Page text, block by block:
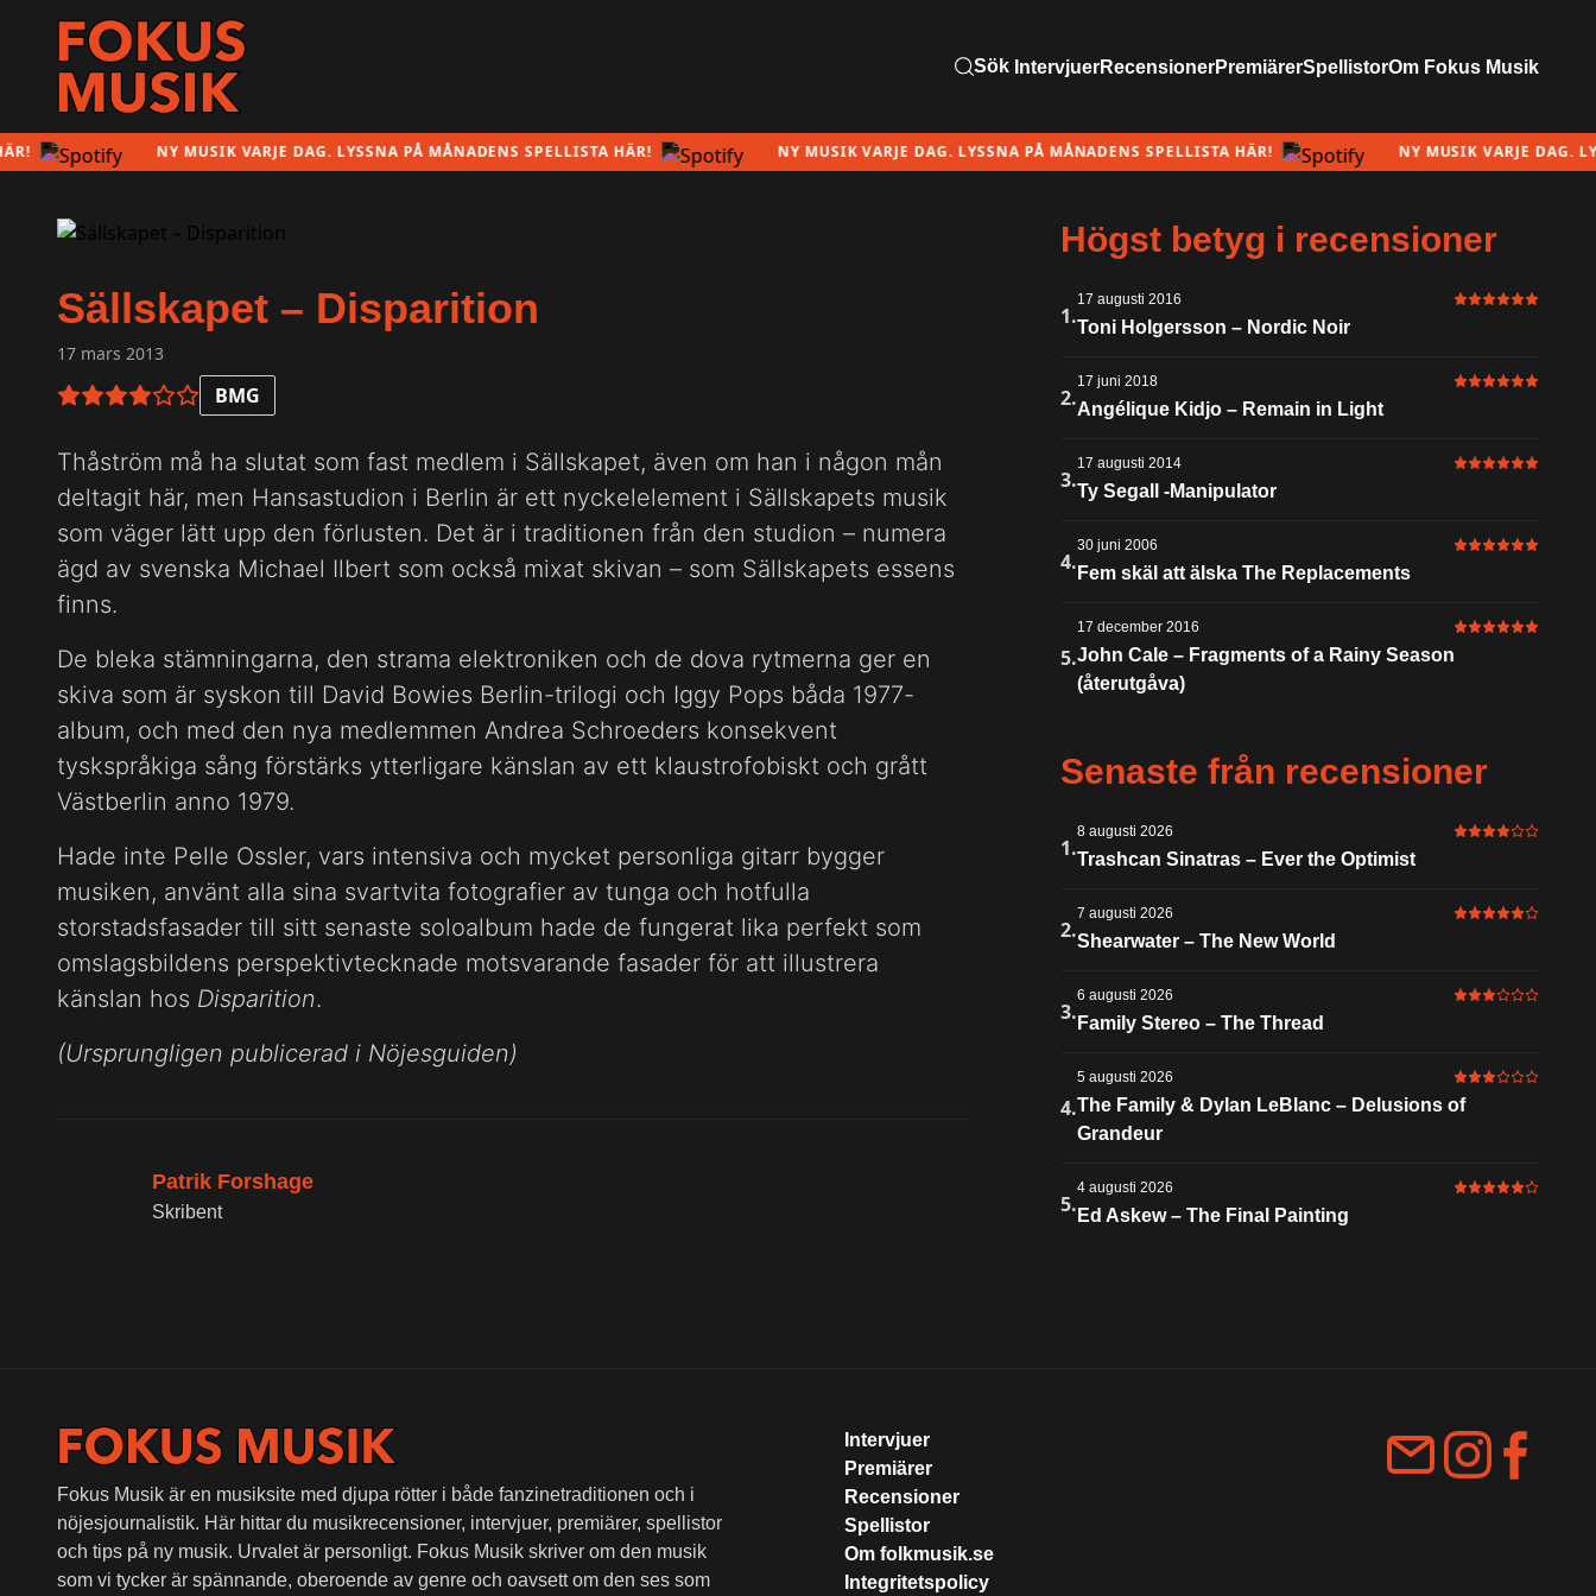
Sök IntervjuerRecensionerPremiärerSpellistorOm Fokus Musik
NY MUSIK VARJE DAG. LYSSNA PÅ MÅNADENS SPELLISTA HÄR! NY MUSIK VARJE DAG. LYSSNA PÅ MÅNADENS SPELLISTA HÄR! NY MUSIK VARJE DAG.
Sällskapet – Disparition
17 mars 2013
4 av 6 i betyg BMG
Thåström må ha slutat som fast medlem i Sällskapet, även om han i någon mån
deltagit här, men Hansastudion i Berlin är ett nyckelelement i Sällskapets musik
som väger lätt upp den förlusten. Det är i traditionen från den studion – numera
ägd av svenska Michael Ilbert som också mixat skivan – som Sällskapets essens
finns.
De bleka stämningarna, den strama elektroniken och de dova rytmerna ger en
skiva som är syskon till David Bowies Berlin-trilogi och Iggy Pops båda 1977-
album, och med den nya medlemmen Andrea Schroeders konsekvent
tyskspråkiga sång förstärks ytterligare känslan av ett klaustrofobiskt och grått
Västberlin anno 1979.
Hade inte Pelle Ossler, vars intensiva och mycket personliga gitarr bygger
musiken, använt alla sina svartvita fotografier av tunga och hotfulla
storstadsfasader till sitt senaste soloalbum hade de fungerat lika perfekt som
omslagsbildens perspektivtecknade motsvarande fasader för att illustrera
känslan hos Disparition.
(Ursprungligen publicerad i Nöjesguiden)
Patrik Forshage
Skribent
Högst betyg i recensioner
1.
17 augusti 2016 6 av 6 i betyg
Toni Holgersson – Nordic Noir
2.
17 juni 2018 6 av 6 i betyg
Angélique Kidjo – Remain in Light
3.
17 augusti 2014 6 av 6 i betyg
Ty Segall -Manipulator
4.
30 juni 2006 6 av 6 i betyg
Fem skäl att älska The Replacements
5.
17 december 2016 6 av 6 i betyg
John Cale – Fragments of a Rainy Season
(återutgåva)
Senaste från recensioner
1.
8 augusti 2026 4 av 6 i betyg
Trashcan Sinatras – Ever the Optimist
2.
7 augusti 2026 5 av 6 i betyg
Shearwater – The New World
3.
6 augusti 2026 3 av 6 i betyg
Family Stereo – The Thread
4.
5 augusti 2026 3 av 6 i betyg
The Family & Dylan LeBlanc – Delusions of
Grandeur
5.
4 augusti 2026 5 av 6 i betyg
Ed Askew – The Final Painting
Fokus Musik är en musiksite med djupa rötter i både fanzinetraditionen och i
nöjesjournalistik. Här hittar du musikrecensioner, intervjuer, premiärer, spellistor
och tips på ny musik. Urvalet är personligt. Fokus Musik skriver om den musik
som vi tycker är spännande, oberoende av genre och oavsett om den ses som
Intervjuer
Premiärer
Recensioner
Spellistor
Om folkmusik.se
Integritetspolicy